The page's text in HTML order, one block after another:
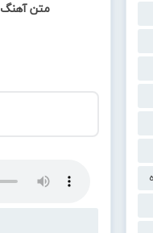
متن آهنگ